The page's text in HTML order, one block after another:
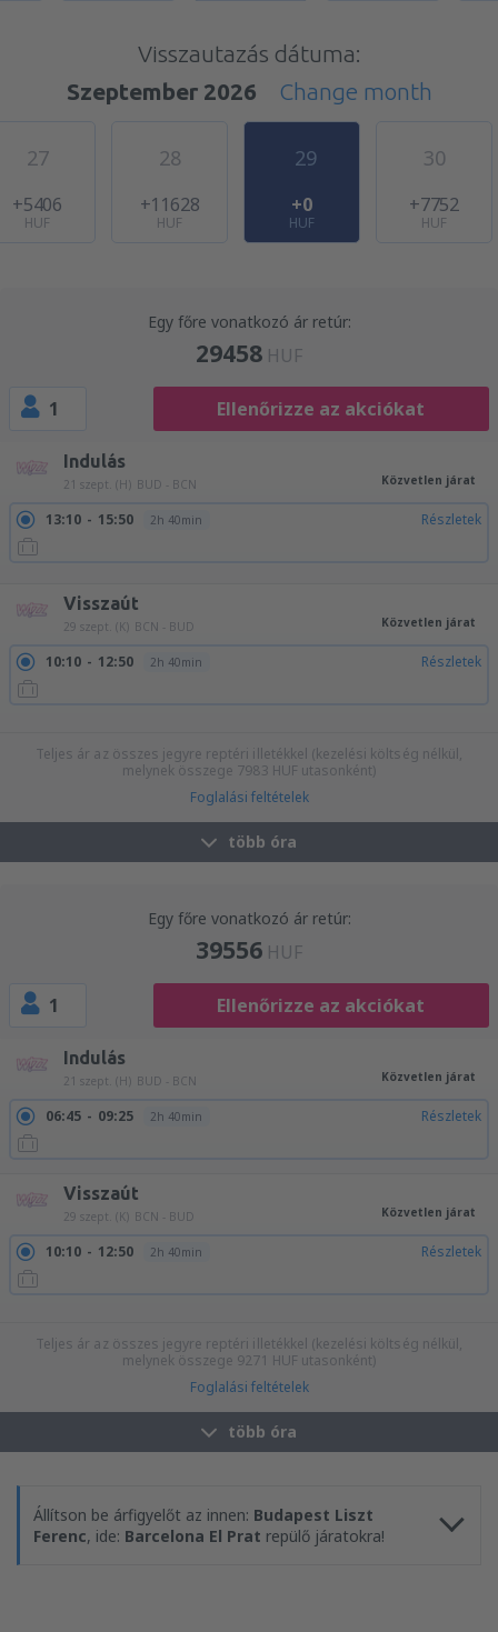
Visszautazás dátuma:
Szeptember 2026
Change month
27
+5406
HUF
28
+11628
HUF
29
+0
HUF
30
+7752
HUF
Egy főre vonatkozó ár retúr:
29458 HUF
1 Ellenőrizze az akciókat
Indulás
21 szept. (H) BUD - BCN Közvetlen járat
13:10 15:50 2h 40min Részletek
Visszaút
29 szept. (K) BCN - BUD Közvetlen járat
10:10 12:50 2h 40min Részletek
Teljes ár az összes jegyre reptéri illetékkel (kezelési költség nélkül,
melynek összege 7983 HUF utasonként)
Foglalási feltételek
több óra
Egy főre vonatkozó ár retúr:
39556 HUF
1 Ellenőrizze az akciókat
Indulás
21 szept. (H) BUD - BCN Közvetlen járat
06:45 09:25 2h 40min Részletek
Visszaút
29 szept. (K) BCN - BUD Közvetlen járat
10:10 12:50 2h 40min Részletek
Teljes ár az összes jegyre reptéri illetékkel (kezelési költség nélkül,
melynek összege 9271 HUF utasonként)
Foglalási feltételek
több óra
Állítson be árfigyelőt az innen: Budapest Liszt
Ferenc, ide: Barcelona El Prat repülő járatokra!